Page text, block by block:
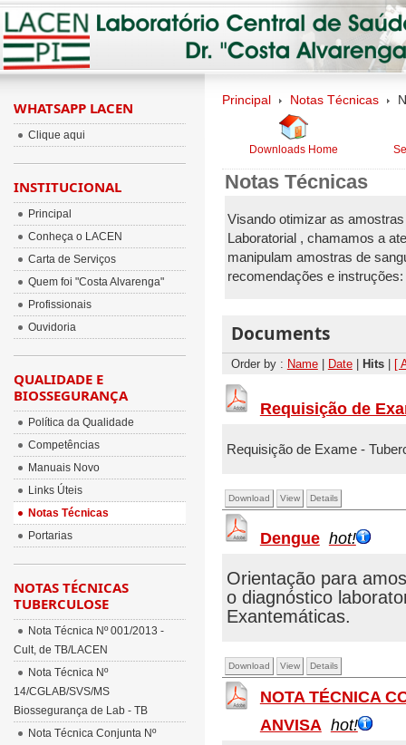
Principal Notas Técnicas
Downloads Home
Notas Técnicas
Visando otimizar as
Laboratorial , chamamos a
manipulam amostras de
recomendações e instruções:
Documents
Order by : Name| Date| Hits [
Requisição de
Requisição de Exame -
Download View Details
Dengue hot!
Orientação para
o diagnóstico
Exantemáticas.
Download View Details
NOTA TÉCNICA
ANVISA hot!
WHATSAPP LACEN
Clique aqui
INSTITUCIONAL
Principal
Conheça o LACEN
Carta de Serviços
Quem foi "Costa Alvarenga"
Profissionais
Ouvidoria
QUALIDADE E
BIOSSEGURANÇA
Política da Qualidade
Competências
Manuais Novo
Links Úteis
Notas Técnicas
Portarias
NOTAS TÉCNICAS
TUBERCULOSE
Nota Técnica Nº 001/2013 -
Cult, de TB/LACEN
Nota Técnica Nº
14/CGLAB/SVS/MS
Biossegurança de Lab - TB
Nota Técnica Conjunta Nº